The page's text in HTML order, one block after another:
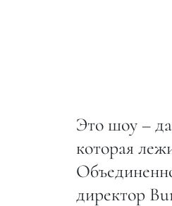
Это шоу –
которая
директор